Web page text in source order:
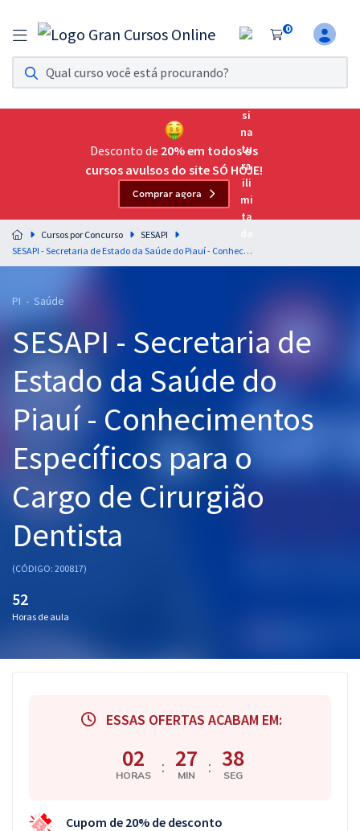
0
Assinatura Ilimitada 11
Acesso a todos os cursos. Teste grátis por 7 dias!
Assinatura OAB Até Passar
Acesso ilimitado a toda preparação para o Exame da
Residências Multiprofissionais
Preparação completa e intensiva para as principais
residências em saúde do Brasil
Cursos 20% OFF
Pós
Graduação
OAB
Questões grátis
Aprovados
Desconto de 20% em todos os
cursos avulsos do site SÓ HOJE!
Comprar agora
Cursos por Concurso
SESAPI
SESAPI - Secretaria de Estado da Saúde do Piauí - Conhecimentos Específicos para o Cargo de Cirurgião Dentista
PI - Saúde
SESAPI - Secretaria de
Estado da Saúde do
Piauí - Conhecimentos
Específicos para o
Cargo de Cirurgião
Dentista
(CÓDIGO: 200817)
52
Horas de aula
ESSAS OFERTAS ACABAM EM:
02
HORAS : 27
MIN : 38
SEG
Cupom de 20% de desconto